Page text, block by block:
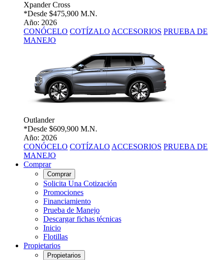
Xpander Cross
*Desde $475,900 M.N.
Año: 2026
CONÓCELO COTÍZALO ACCESORIOS PRUEBA DE
MANEJO
Outlander
*Desde $609,900 M.N.
Año: 2026
CONÓCELO COTÍZALO ACCESORIOS PRUEBA DE
MANEJO
Comprar
Comprar
Solicita Una Cotización
Promociones
Financiamiento
Prueba de Manejo
Descargar fichas técnicas
Inicio
Flotillas
Propietarios
Propietarios